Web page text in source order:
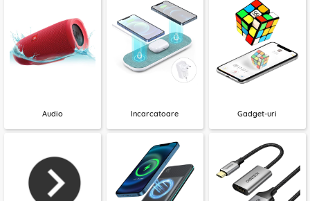
Audio Incarcatoare Gadget-uri